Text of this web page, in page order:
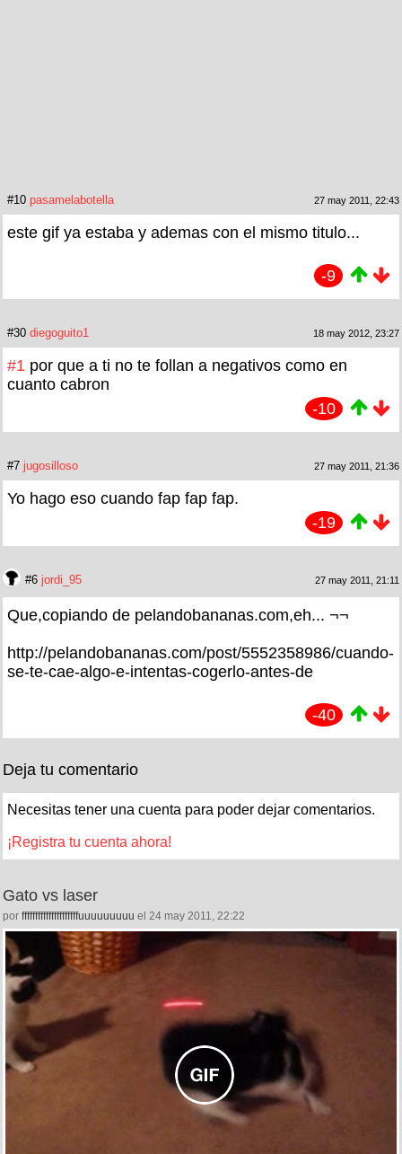
#10 pasamelabotella 27 may 2011, 22:43
este gif ya estaba y ademas con el mismo titulo...
-9
#30 diegoguito1 18 may 2012, 23:27
#1 por que a ti no te follan a negativos como en
cuanto cabron
-10
#7 jugosilloso 27 may 2011, 21:36
Yo hago eso cuando fap fap fap.
-19
#6 jordi_95 27 may 2011, 21:11
Que,copiando de pelandobananas.com,eh... ¬¬
http://pelandobananas.com/post/5552358986/cuando-
se-te-cae-algo-e-intentas-cogerlo-antes-de
-40
Deja tu comentario
Necesitas tener una cuenta para poder dejar comentarios.
¡Registra tu cuenta ahora!
Gato vs laser
por fffffffffffffffffffffuuuuuuuuu el 24 may 2011, 22:22